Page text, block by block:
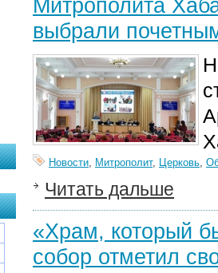
Митрополита
выбрали
Новости, Митрополит, Церковь,
Читать дальше
«Храм, который
собор отметил